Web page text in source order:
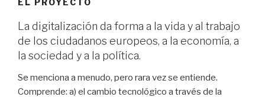
EL PROYECTO
La digitalización da forma a la vida y al trabajo
de los ciudadanos europeos, a la economía, a
la sociedad y a la política.
Se menciona a menudo, pero rara vez se entiende.
Comprende: a) el cambio tecnológico a través de la